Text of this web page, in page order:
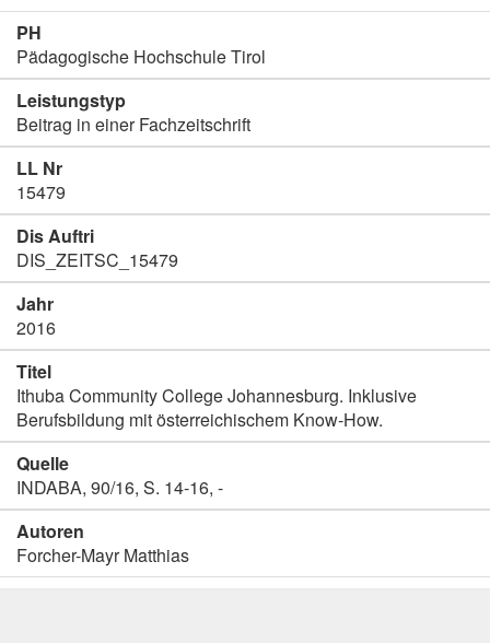
PH
Pädagogische Hochschule Tirol
Leistungstyp
Beitrag in einer Fachzeitschrift
LL Nr
15479
Dis Auftri
DIS_ZEITSC_15479
Jahr
2016
Titel
Ithuba Community College Johannesburg. Inklusive
Berufsbildung mit österreichischem Know-How.
Quelle
INDABA, 90/16, S. 14-16, -
Autoren
Forcher-Mayr Matthias